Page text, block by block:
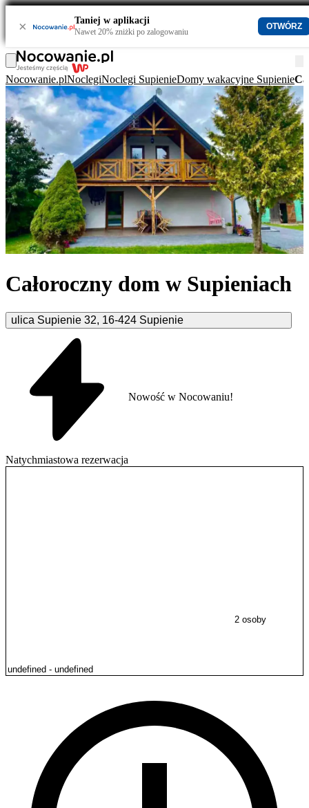
× Taniej w aplikacji
Nawet 20% zniżki po zalogowaniu
OTWÓRZ
Nocowanie.plNoclegiNoclegi SupienieDomy wakacyjne Supienie
Całoroczny dom w Supieniach
ulica Supienie 32, 16-424 Supienie
Natychmiastowa rezerwacja
Nowość w Nocowaniu!
2 osoby